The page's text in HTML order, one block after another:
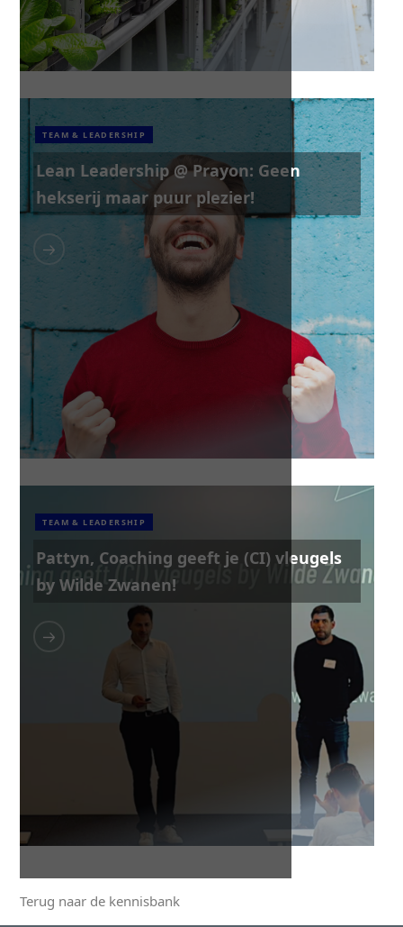
TEAM & LEADERSHIP
Lean Leadership @ Prayon: Geen
hekserij maar puur plezier!
TEAM & LEADERSHIP
Pattyn, Coaching geeft je (CI) vleugels
by Wilde Zwanen!
Terug naar de kennisbank